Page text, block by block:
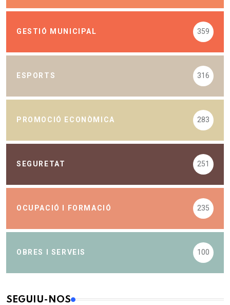
GESTIÓ MUNICIPAL 359
ESPORTS 316
PROMOCIÓ ECONÒMICA 283
SEGURETAT 251
OCUPACIÓ I FORMACIÓ 235
OBRES I SERVEIS 100
SEGUIU-NOS